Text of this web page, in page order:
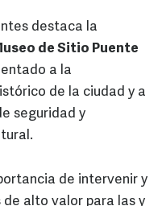
destaca la
de Sitio Puente
a la
de la ciudad y a
seguridad y
de intervenir y
alto valor para las y